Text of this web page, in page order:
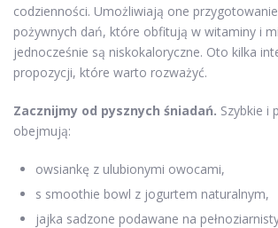
codzienności. Umożliwiają one
pożywnych dań, które obfitują w witaminy i
jednocześnie są niskokaloryczne. Oto kilka
propozycji, które warto rozważyć.
Zacznijmy od pysznych śniadań. Szybkie i
obejmują:
owsiankę z ulubionymi owocami,
s smoothie bowl z jogurtem naturalnym,
jajka sadzone podawane na